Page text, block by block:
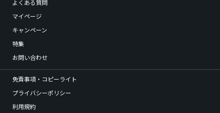
よくある質問
マイページ
キャンペーン
特集
お問い合わせ
免責事項・コピーライト
プライバシーポリシー
利用規約